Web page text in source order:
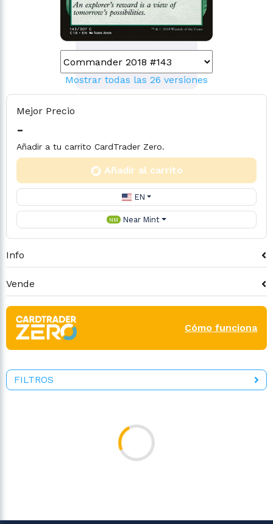
Mostrar todas las 26 versiones
Mejor Precio
-
Añadir a tu carrito CardTrader Zero.
Añadir al carrito
EN
NM Near Mint
Info
Vende
Cómo funciona
FILTROS